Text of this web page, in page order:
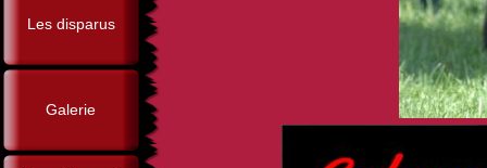
Les disparus
Galerie